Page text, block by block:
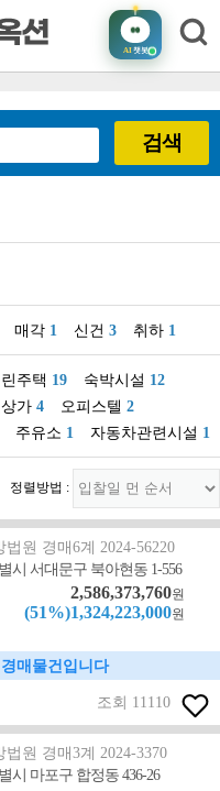
AI챗봇
검색
매각 1 신건 3 취하 1
주택 19 숙박시설 12
가 4 오피스텔 2
주유소 1 자동차관련시설 1
정렬방법 :
원 경매6계 2024-56220
시 서대문구 북아현동 1-556
2,586,373,760원
(51%)1,324,223,000원
매물건입니다
조회 11110
법원 경매3계 2024-3370
시 마포구 합정동 436-26